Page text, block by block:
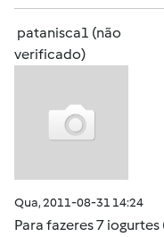
patanisca1 (não
verificado)
Qua, 2011-08-31 14:24
Para fazeres 7